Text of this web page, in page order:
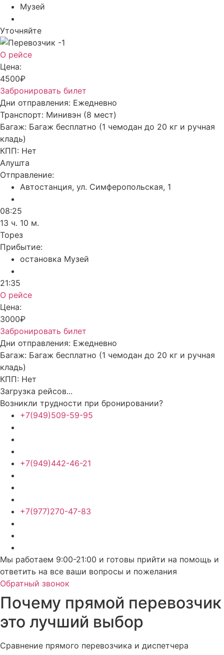
Музей
Уточняйте
О рейсе
Цена:
4500₽
Забронировать билет
Дни отправления: Ежедневно
Транспорт: Минивэн (8 мест)
Багаж: Багаж бесплатно (1 чемодан до 20 кг и ручная
кладь)
КПП: Нет
Алушта
Отправление:
Автостанция, ул. Симферопольская, 1
08:25
13 ч. 10 м.
Торез
Прибытие:
остановка Музей
21:35
О рейсе
Цена:
3000₽
Забронировать билет
Дни отправления: Ежедневно
Багаж: Багаж бесплатно (1 чемодан до 20 кг и ручная
кладь)
КПП: Нет
Загрузка рейсов...
Возникли трудности при бронировании?
+7(949)509-59-95
+7(949)442-46-21
+7(977)270-47-83
Мы работаем 9:00-21:00 и готовы прийти на помощь и
ответить на все ваши вопросы и пожелания
Обратный звонок
Почему прямой перевозчик
это лучший выбор
Сравнение прямого перевозчика и диспетчера